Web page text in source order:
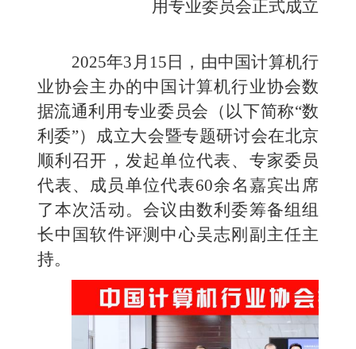
用专业委员会正式成立
2025年3月15日，由中国计算机行
业协会主办的中国计算机行业协会数
据流通利用专业委员会（以下简称“数
利委”）成立大会暨专题研讨会在北京
顺利召开，发起单位代表、专家委员
代表、成员单位代表60余名嘉宾出席
了本次活动。会议由数利委筹备组组
长中国软件评测中心吴志刚副主任主
持。